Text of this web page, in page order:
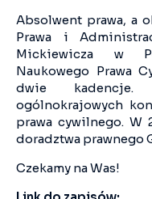
Absolwent prawa, a
Prawa i
Mickiewicza w
Naukowego Prawa
dwie
ogólnokrajowych
prawa cywilnego. W
doradztwa prawnego
Czekamy na Was!